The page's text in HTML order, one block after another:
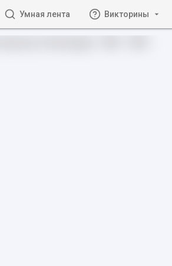
Умная лента Викторины